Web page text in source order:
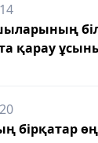
қарау
бірқатар